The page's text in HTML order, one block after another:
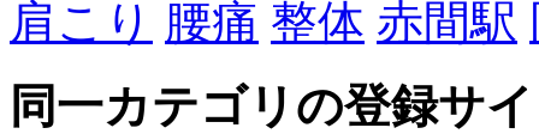
肩こり 腰痛 整体 赤間駅
同一カテゴリの登録サ